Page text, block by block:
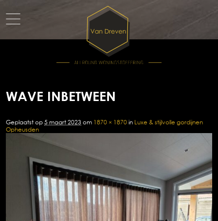
WAVE INBETWEEN
Geplaatst op 5 maart 2023 om 1870 × 1870 in Luxe & stijlvolle gordijnen
Opheusden